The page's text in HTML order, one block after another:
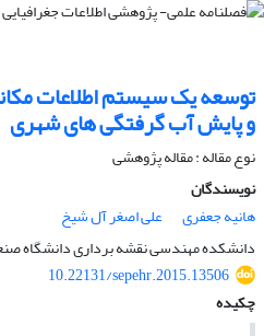
توسعه یک سیستم اطلاعات
و پایش آب گرفتگی های شهری
نوع مقاله : مقاله پژوهشی
نویسندگان
هانیه جعفری
علی اصغر آل شیخ
دانشکده مهندسی نقشه برداری دانشگاه
10.22131/sepehr.2015.13506
چکیده